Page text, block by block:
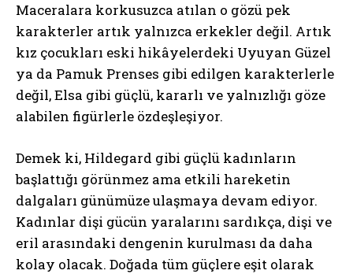
Maceralara korkusuzca atılan o gözü pek
karakterler artık yalnızca erkekler değil. Artık
kız çocukları eski hikâyelerdeki Uyuyan Güzel
ya da Pamuk Prenses gibi edilgen karakterlerle
değil, Elsa gibi güçlü, kararlı ve yalnızlığı göze
alabilen figürlerle özdeşleşiyor.
Demek ki, Hildegard gibi güçlü kadınların
başlattığı görünmez ama etkili hareketin
dalgaları günümüze ulaşmaya devam ediyor.
Kadınlar dişi gücün yaralarını sardıkça, dişi ve
eril arasındaki dengenin kurulması da daha
kolay olacak. Doğada tüm güçlere eşit olarak